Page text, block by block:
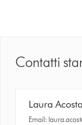
Contatti
Laura
Email: